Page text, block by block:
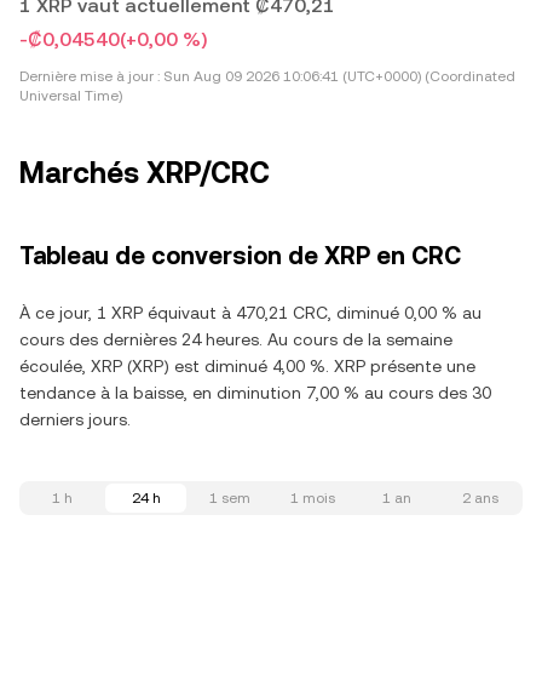
1 XRP vaut actuellement ₡470,21
-₡0,04540(+0,00 %)
Dernière mise à jour : Sun Aug 09 2026 10:06:41 (UTC+0000) (Coordinated
Universal Time)
Marchés XRP/CRC
Tableau de conversion de XRP en CRC
À ce jour, 1 XRP équivaut à 470,21 CRC, diminué 0,00 % au
cours des dernières 24 heures. Au cours de la semaine
écoulée, XRP (XRP) est diminué 4,00 %. XRP présente une
tendance à la baisse, en diminution 7,00 % au cours des 30
derniers jours.
1 h 24 h 1 sem 1 mois 1 an 2 ans